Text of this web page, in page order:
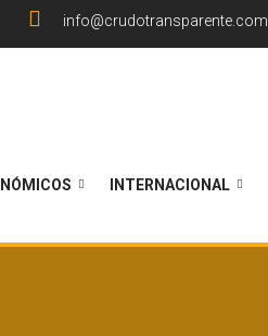
info@crudotransparente.com
INTERNACIONAL